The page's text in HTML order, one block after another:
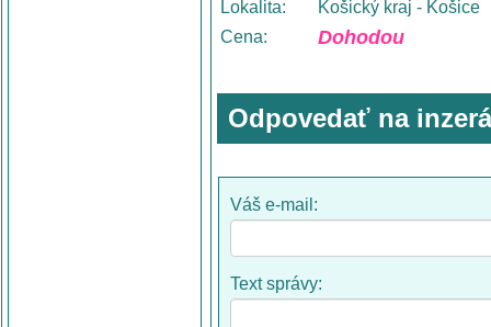
Lokalita:
Košický kraj - Košice
Cena:
Dohodou
Odpovedať na
Váš e-mail:
Text správy: